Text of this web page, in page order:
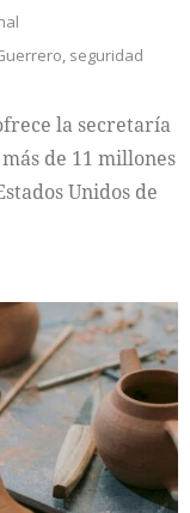
, seguridad
la secretaría
de 11 millones
Unidos de